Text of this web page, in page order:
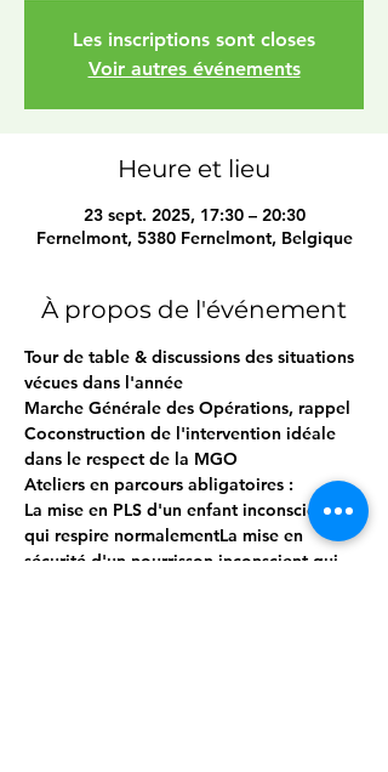
Les inscriptions sont closes
Voir autres événements
Heure et lieu
23 sept. 2025, 17:30 – 20:30
Fernelmont, 5380 Fernelmont, Belgique
À propos de l'événement
Tour de table & discussions des situations
vécues dans l'année
Marche Générale des Opérations, rappel
Coconstruction de l'intervention idéale
dans le respect de la MGO
Ateliers en parcours abligatoires :
La mise en PLS d'un enfant inconscient
qui respire normalementLa mise en
sécurité d'un nourrisson inconscient qui